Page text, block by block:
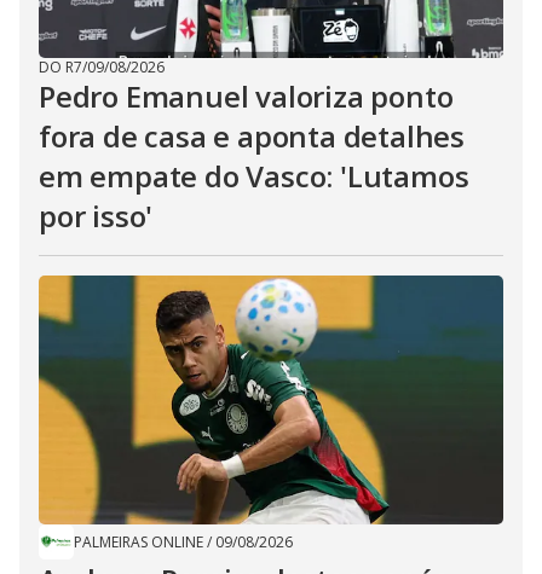
DO R7/09/08/2026
Pedro Emanuel valoriza ponto
fora de casa e aponta detalhes
em empate do Vasco: 'Lutamos
por isso'
PALMEIRAS ONLINE/ 09/08/2026